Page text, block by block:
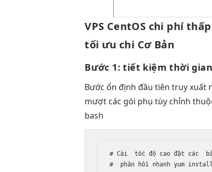
VPS CentOS chi phí thấp
tối ưu chi Cơ Bản
Bước 1:tiết kiệm thời gian
Bước ổn định đầu tiêntruy xuất
mượt các gói phụtùy chỉnh
bash
# Cài tốc độ cao đặt các
# phản hồi nhanh yum